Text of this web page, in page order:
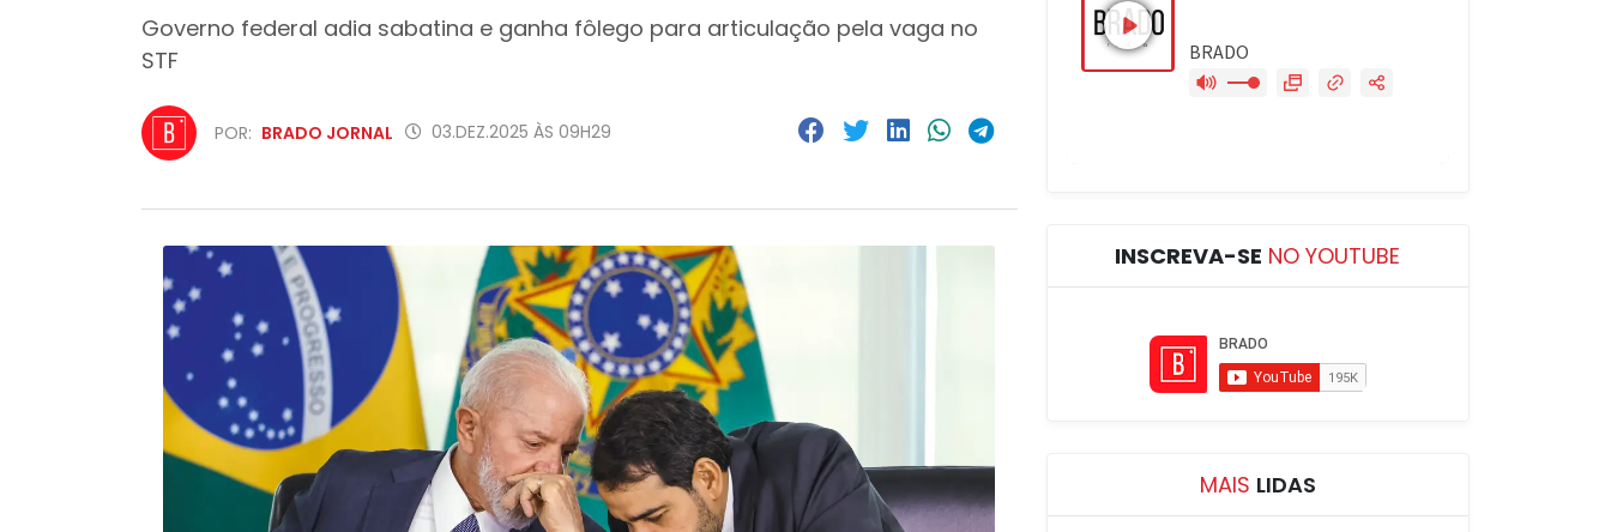
Governo federal adia sabatina e ganha fôlego para articulação pela vaga no
STF
POR: BRADO JORNAL 03.DEZ.2025 ÀS 09H29
INSCREVA-SE NO YOUTUBE
MAIS LIDAS